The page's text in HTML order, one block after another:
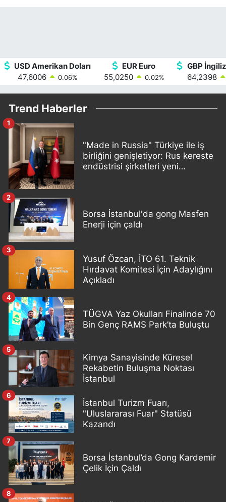
USD Amerikan Doları
47,6006
0.06%
EUR Euro
55,0250
0.02%
GBP
64,2398
Trend Haberler
"Made in Russia" Türkiye ile iş
birliğini genişletiyor: Rus kereste
endüstrisi şirketleri yeni
1
Borsa İstanbul'da gong Masfen
Enerji için çaldı
2
Yusuf Özcan, İTO 61. Teknik
Hırdavat Komitesi İçin Adaylığını
Açıkladı
3
TÜGVA Yaz Okulları Finalinde 70
Bin Genç RAMS Park’ta Buluştu
4
Kimya Sanayisinde Küresel
Rekabetin Buluşma Noktası
İstanbul
5
İstanbul Turizm Fuarı,
"Uluslararası Fuar" Statüsü
Kazandı
6
Borsa İstanbul’da Gong Kardemir
Çelik İçin Çaldı
7
8